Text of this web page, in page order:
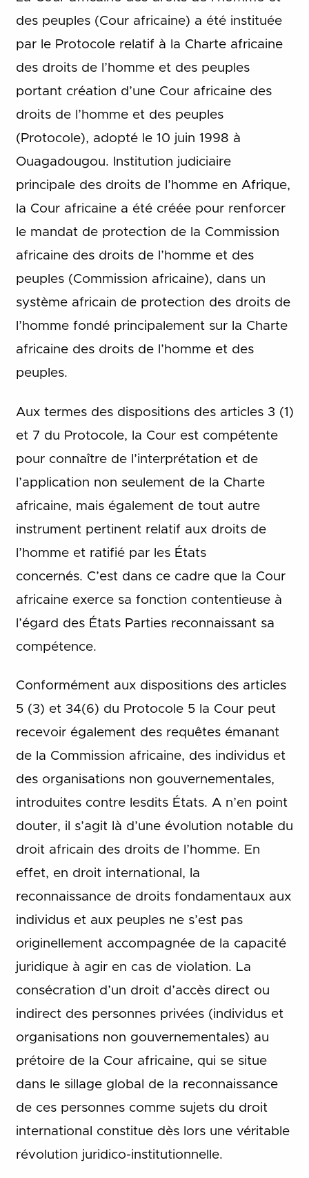
des peuples (Cour africaine) a été instituée
par le Protocole relatif à la Charte africaine
des droits de l’homme et des peuples
portant création d’une Cour africaine des
droits de l’homme et des peuples
(Protocole), adopté le 10 juin 1998 à
Ouagadougou. Institution judiciaire
principale des droits de l’homme en Afrique,
la Cour africaine a été créée pour renforcer
le mandat de protection de la Commission
africaine des droits de l’homme et des
peuples (Commission africaine), dans un
système africain de protection des droits de
l’homme fondé principalement sur la Charte
africaine des droits de l’homme et des
peuples.
Aux termes des dispositions des articles 3 (1)
et 7 du Protocole, la Cour est compétente
pour connaître de l’interprétation et de
l’application non seulement de la Charte
africaine, mais également de tout autre
instrument pertinent relatif aux droits de
l’homme et ratifié par les États
concernés. C’est dans ce cadre que la Cour
africaine exerce sa fonction contentieuse à
l’égard des États Parties reconnaissant sa
compétence.
Conformément aux dispositions des articles
5 (3) et 34(6) du Protocole 5 la Cour peut
recevoir également des requêtes émanant
de la Commission africaine, des individus et
des organisations non gouvernementales,
introduites contre lesdits États. A n’en point
douter, il s’agit là d’une évolution notable du
droit africain des droits de l’homme. En
effet, en droit international, la
reconnaissance de droits fondamentaux aux
individus et aux peuples ne s’est pas
originellement accompagnée de la capacité
juridique à agir en cas de violation. La
consécration d’un droit d’accès direct ou
indirect des personnes privées (individus et
organisations non gouvernementales) au
prétoire de la Cour africaine, qui se situe
dans le sillage global de la reconnaissance
de ces personnes comme sujets du droit
international constitue dès lors une véritable
révolution juridico-institutionnelle.